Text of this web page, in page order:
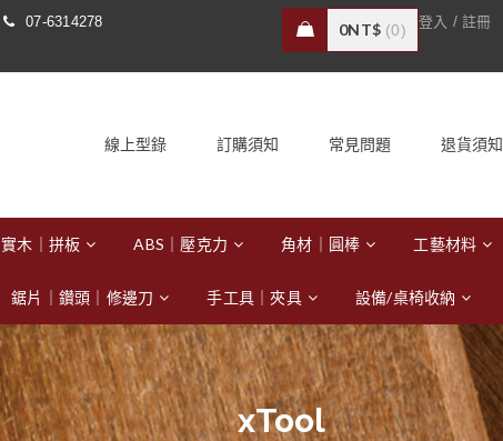
07-6314278
0NT$ 0 登入 / 註冊
線上型錄 訂購須知 常見問題 退貨須知
實木｜拼板 ABS｜壓克力 角材｜圓棒 工藝材料
鋸片｜鑽頭｜修邊刀 手工具｜夾具 設備/桌椅收納
xTool